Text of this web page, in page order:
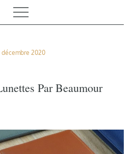
décembre 2020
Par Beaumour